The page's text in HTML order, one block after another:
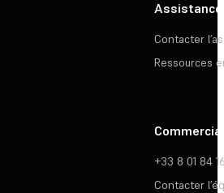
Assistance
Contacter
Ressources
Commercial
+33 8 01 84
Contacter